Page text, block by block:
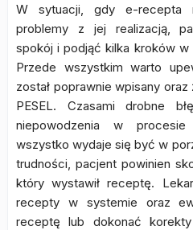
W sytuacji, gdy e-recepta
problemy z jej realizacją,
spokój i podjąć kilka kroków w
Przede wszystkim warto
został poprawnie wpisany
PESEL. Czasami drobne
niepowodzenia w
wszystko wydaje się być w
trudności, pacjent powinien
który wystawił receptę.
recepty w systemie oraz
receptę lub dokonać